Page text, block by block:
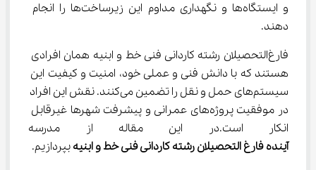
و ایستگاه‌ها و نگهداری مداوم این زیرساخت‌ها را انجام
دهند.
فارغ‌التحصیلان رشته کاردانی فنی خط و ابنیه همان افرادی
هستند که با دانش فنی و عملی خود، امنیت و کیفیت این
سیستم‌های حمل و نقل را تضمین می‌کنند. نقش این افراد
در موفقیت پروژه‌های عمرانی و پیشرفت شهرها غیرقابل
انکار است.در این مقاله از
آینده فارغ التحصیلان رشته کاردانی فنی خط و ابنیه بپردازیم.